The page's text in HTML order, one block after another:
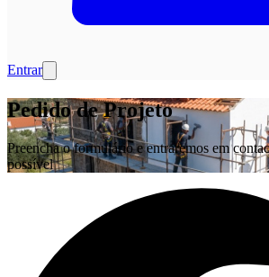
Entrar
Pedido de Projeto
Preencha o formulário e entraremos em
possível